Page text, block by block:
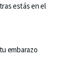
estás en el
embarazo